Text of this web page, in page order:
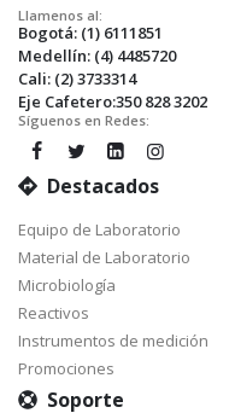
Llamenos al:
Bogotá: (1) 6111851
Medellín: (4) 4485720
Cali: (2) 3733314
Eje Cafetero:350 828 3202
Síguenos en Redes:
Destacados
Equipo de Laboratorio
Material de Laboratorio
Microbiología
Reactivos
Instrumentos de medición
Promociones
Soporte